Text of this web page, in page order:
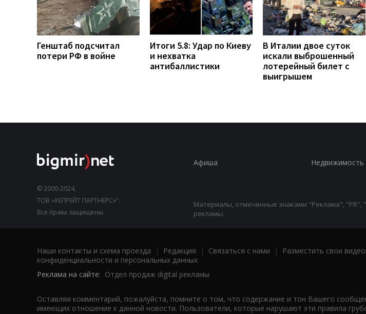
Генштаб подсчитал
потери РФ в войне
Итоги 5.8: Удар по Киеву
и нехватка
антибаллистики
В Италии двое суток
искали выброшенный
лотерейный билет с
выигрышем
© 2000-2024,
ТОВ «КЕПРЕЙТ ПАРТНЕРС»".
Все права защищены.
Афиша Недвижимость
Материалы, отмеченные знаками "Реклама", "PR",
рекламы.
Наши контакты и схема проезда | Редакция | Связаться с нами | Разместить свои
конфиденциальности и персональных данных
Реклама на сайте: Отдел продаж digital рекламы
Оставляя комментарий, пожалуйста, помните о том, что содержание и тон Вашего
имеющих отношение к данной новости. Пользователи, которые нарушают эти правила